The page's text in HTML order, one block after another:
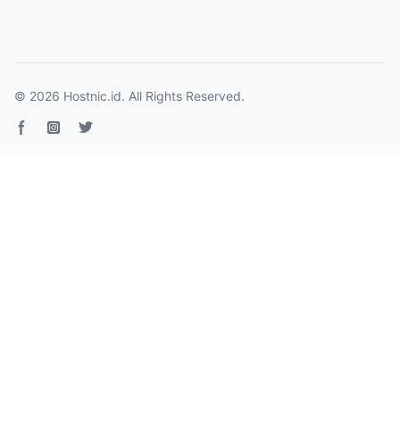
© 2026 Hostnic.id. All Rights Reserved.